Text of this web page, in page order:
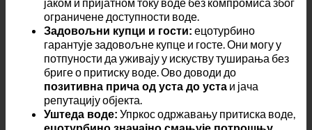
јаком и пријатном току воде без компромиса због
ограничене доступности воде.
Задовољни купци и гости:
ецотурбино
гарантује задовољне купце и госте. Они могу у
потпуности да уживају у искуству туширања без
бриге о притиску воде. Ово доводи до
позитивна прича од уста до уста
и јача
репутацију објекта.
Уштеда воде: Упркос одржавању притиска воде,